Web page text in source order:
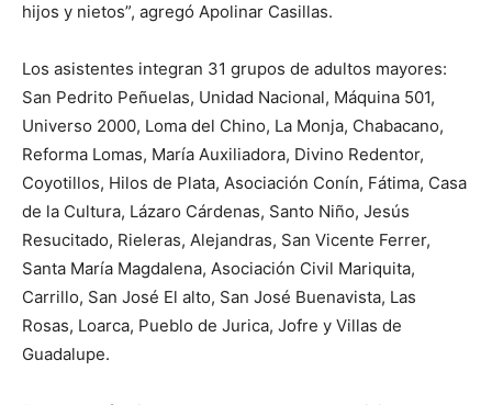
hijos y nietos”, agregó Apolinar Casillas.
Los asistentes integran 31 grupos de adultos mayores:
San Pedrito Peñuelas, Unidad Nacional, Máquina 501,
Universo 2000, Loma del Chino, La Monja, Chabacano,
Reforma Lomas, María Auxiliadora, Divino Redentor,
Coyotillos, Hilos de Plata, Asociación Conín, Fátima, Casa
de la Cultura, Lázaro Cárdenas, Santo Niño, Jesús
Resucitado, Rieleras, Alejandras, San Vicente Ferrer,
Santa María Magdalena, Asociación Civil Mariquita,
Carrillo, San José El alto, San José Buenavista, Las
Rosas, Loarca, Pueblo de Jurica, Jofre y Villas de
Guadalupe.